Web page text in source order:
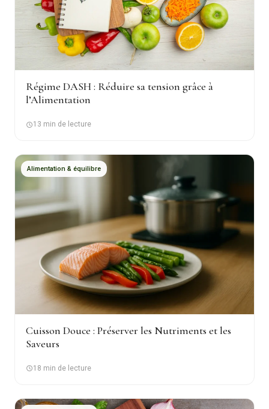
Régime DASH : Réduire sa tension grâce à
l’Alimentation
13 min de lecture
Alimentation & équilibre
Cuisson Douce : Préserver les Nutriments et les
Saveurs
18 min de lecture